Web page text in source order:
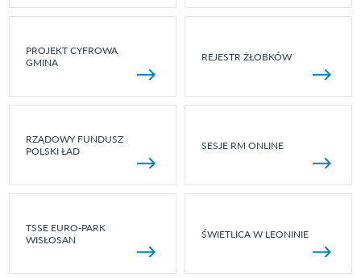
PROJEKT CYFROWA
GMINA
REJESTR ŻŁOBKÓW
RZĄDOWY FUNDUSZ
POLSKI ŁAD
SESJE RM ONLINE
TSSE EURO-PARK
WISŁOSAN
ŚWIETLICA W LEONINIE